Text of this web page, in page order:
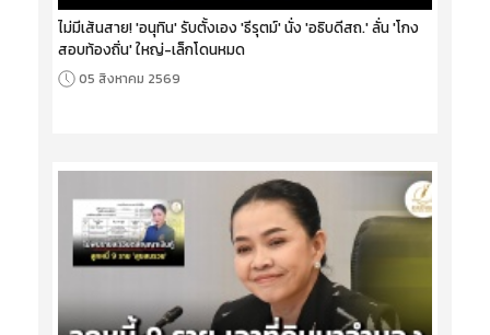
ไม่มีเส้นสาย! 'อนุทิน' รับตั้งเอง 'ธีรุตม์' นั่ง 'อธิบดีสถ.' ลั่น 'โกง
สอบท้องถิ่น' ใหญ่-เล็กโดนหมด
05 สิงหาคม 2569